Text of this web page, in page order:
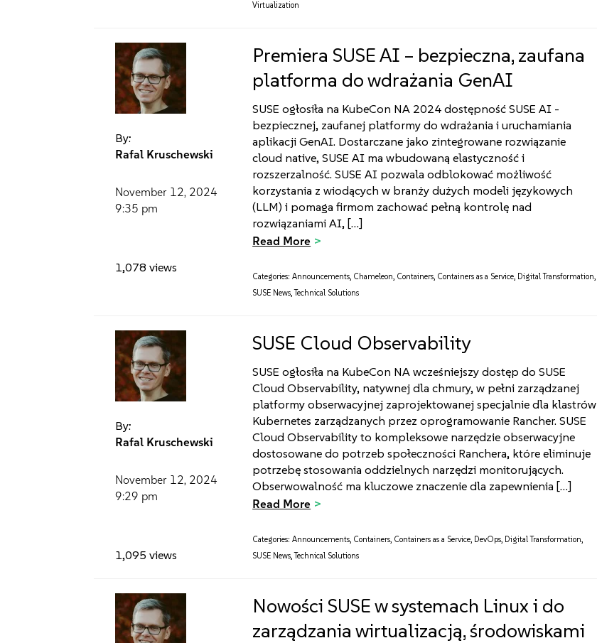
Virtualization
By:
Rafal Kruschewski
November 12, 2024
9:35 pm
1,078 views
Premiera SUSE AI – bezpieczna, zaufana
platforma do wdrażania GenAI
SUSE ogłosiła na KubeCon NA 2024 dostępność SUSE AI -
bezpiecznej, zaufanej platformy do wdrażania i uruchamiania
aplikacji GenAI. Dostarczane jako zintegrowane rozwiązanie
cloud native, SUSE AI ma wbudowaną elastyczność i
rozszerzalność. SUSE AI pozwala odblokować możliwość
korzystania z wiodących w branży dużych modeli językowych
(LLM) i pomaga firmom zachować pełną kontrolę nad
rozwiązaniami AI, […]
Read More
Categories: Announcements, Chameleon, Containers, Containers as a Service, Digital Transformation,
SUSE News,Technical Solutions
By:
Rafal Kruschewski
November 12, 2024
9:29 pm
1,095 views
SUSE Cloud Observability
SUSE ogłosiła na KubeCon NA wcześniejszy dostęp do SUSE
Cloud Observability, natywnej dla chmury, w pełni zarządzanej
platformy obserwacyjnej zaprojektowanej specjalnie dla klastrów
Kubernetes zarządzanych przez oprogramowanie Rancher. SUSE
Cloud Observability to kompleksowe narzędzie obserwacyjne
dostosowane do potrzeb społeczności Ranchera, które eliminuje
potrzebę stosowania oddzielnych narzędzi monitorujących.
Obserwowalność ma kluczowe znaczenie dla zapewnienia […]
Read More
Categories: Announcements, Containers, Containers as a Service, DevOps, Digital Transformation,
SUSE News,Technical Solutions
Nowości SUSE w systemach Linux i do
zarządzania wirtualizacją, środowiskami